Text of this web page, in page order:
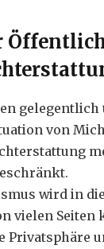
gelegentlich
von
wird in
vielen Seiten
Privatsphäre